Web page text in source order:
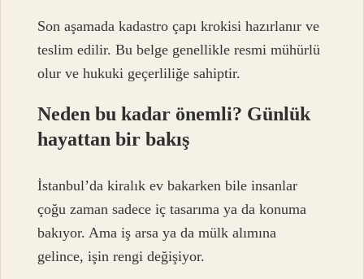
Son aşamada kadastro çapı krokisi hazırlanır ve
teslim edilir. Bu belge genellikle resmi mühürlü
olur ve hukuki geçerliliğe sahiptir.
Neden bu kadar önemli? Günlük
hayattan bir bakış
İstanbul’da kiralık ev bakarken bile insanlar
çoğu zaman sadece iç tasarıma ya da konuma
bakıyor. Ama iş arsa ya da mülk alımına
gelince, işin rengi değişiyor.